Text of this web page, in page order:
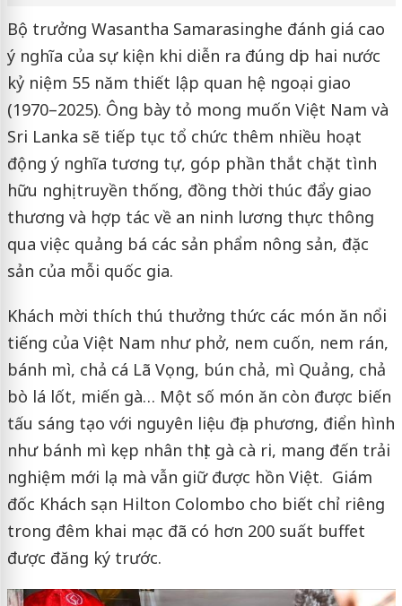
Bộ trưởng Wasantha Samarasinghe đánh giá cao
ý nghĩa của sự kiện khi diễn ra đúng dịp hai nước
kỷ niệm 55 năm thiết lập quan hệ ngoại giao
(1970–2025). Ông bày tỏ mong muốn Việt Nam và
Sri Lanka sẽ tiếp tục tổ chức thêm nhiều hoạt
động ý nghĩa tương tự, góp phần thắt chặt tình
hữu nghị truyền thống, đồng thời thúc đẩy giao
thương và hợp tác về an ninh lương thực thông
qua việc quảng bá các sản phẩm nông sản, đặc
sản của mỗi quốc gia.
Khách mời thích thú thưởng thức các món ăn nổi
tiếng của Việt Nam như phở, nem cuốn, nem rán,
bánh mì, chả cá Lã Vọng, bún chả, mì Quảng, chả
bò lá lốt, miến gà… Một số món ăn còn được biến
tấu sáng tạo với nguyên liệu địa phương, điển hình
như bánh mì kẹp nhân thịt gà cà ri, mang đến trải
nghiệm mới lạ mà vẫn giữ được hồn Việt. Giám
đốc Khách sạn Hilton Colombo cho biết chỉ riêng
trong đêm khai mạc đã có hơn 200 suất buffet
được đăng ký trước.